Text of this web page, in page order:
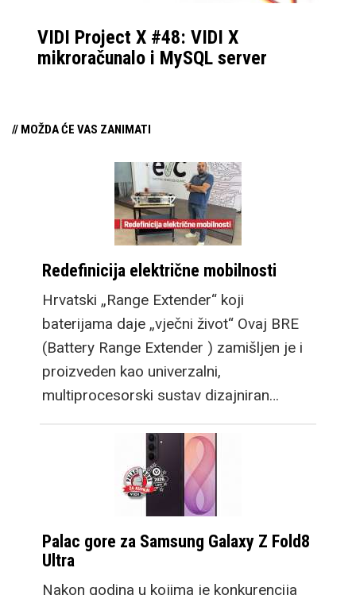
drugi prilagođavaju, sa
najboljom softverskom
Ove godine imamo
nešto novosti, promjene
koje bi mogle
zainteresirati
potencijalne kupce
preklopnog mobitela
koji se možda nisu
pronašli kod manjeg
Flip modela, a veći Fold
cilja na multitasking
Tako je došlo do
promjene u lineupu ove
godine te tradicionalan
Flip zadržava dizajn po
kojem je postao poznat,
uz niz poboljšanja
kakve već očekujemo
VIDI Project X #48: VIDI X
mikroračunalo i MySQL server
// MOŽDA ĆE VAS ZANIMATI
Redefinicija električne mobilnosti
Hrvatski „Range Extender“ koji
baterijama daje „vječni život“ Ovaj BRE
(Battery Range Extender ) zamišljen je i
proizveden kao univerzalni,
multiprocesorski sustav dizajniran…
Palac gore za Samsung Galaxy Z Fold8
Ultra
Nakon godina u kojima je konkurencija